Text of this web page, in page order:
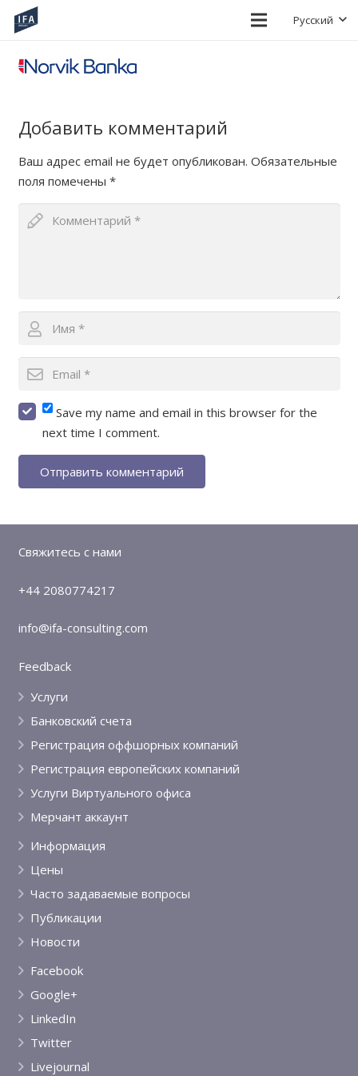
Русский
Добавить комментарий
Ваш адрес email не будет опубликован. Обязательные
поля помечены *
Save my name and email in this browser for the
next time I comment.
Отправить комментарий
Свяжитесь с нами
+44 2080774217
info@ifa-consulting.com
Feedback
Услуги
Банковский счета
Регистрация оффшорных компаний
Регистрация европейских компаний
Услуги Виртуального офиса
Мерчант аккаунт
Информация
Цены
Часто задаваемые вопросы
Публикации
Новости
Facebook
Google+
LinkedIn
Twitter
Livejournal